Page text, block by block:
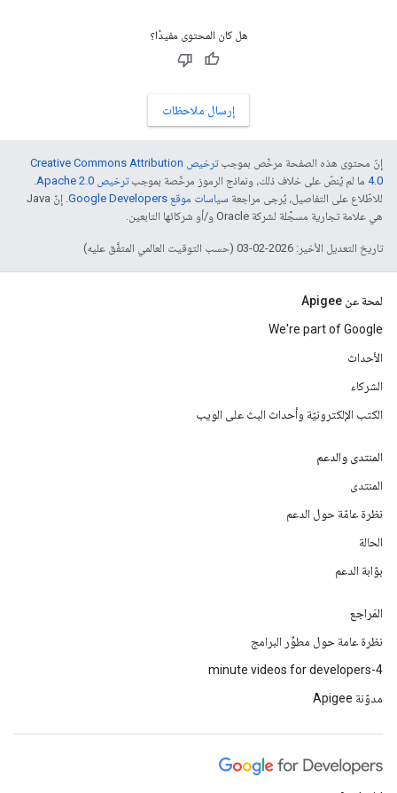
هل كان المحتوى مفيدًا؟
إرسال ملاحظات
إنّ محتوى هذه الصفحة مرخّص بموجب
ترخيص Creative Commons Attribution
4.0‏ ما لم يُنصّ على خلاف ذلك، ونماذج الرموز مرخّصة بموجبترخيص Apache 2.0‏
.
للاطّلاع على التفاصيل، يُرجى مراجعة سياسات موقع Google Developers‏
. إنّ Java
هي علامة تجارية مسجَّلة لشركة Oracle و/أو شركائها التابعين.
تاريخ التعديل الأخير: 2026-02-03 (حسب التوقيت العالمي المتفَّق عليه)
لمحة عن Apigee
We're part of Google
الأحداث
الشركاء
الكتب الإلكترونيّة وأحداث البث على الويب
المنتدى والدعم
المنتدى
نظرة عامّة حول الدعم
الحالة
بوّابة الدعم
المَراجع
نظرة عامة حول مطوِّر البرامج
4-minute videos for developers
مدوّنة Apigee